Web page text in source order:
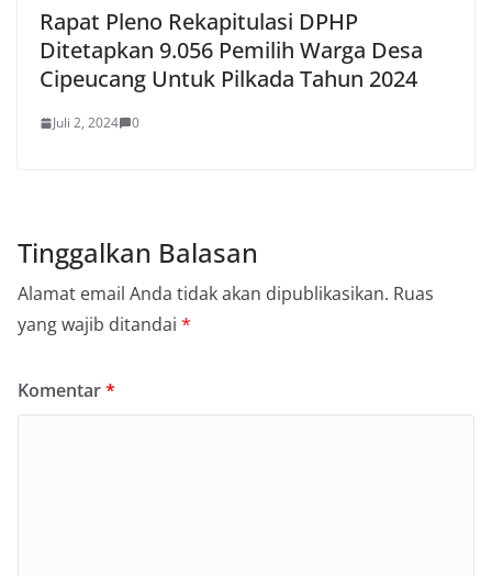
Rapat Pleno Rekapitulasi DPHP
Ditetapkan 9.056 Pemilih Warga Desa
Cipeucang Untuk Pilkada Tahun 2024
Juli 2, 2024 0
Tinggalkan Balasan
Alamat email Anda tidak akan dipublikasikan. Ruas
yang wajib ditandai *
Komentar*